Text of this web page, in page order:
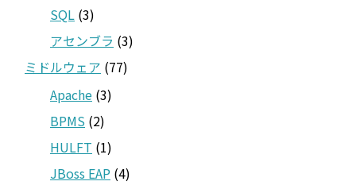
SQL (3)
アセンブラ (3)
ミドルウェア (77)
Apache (3)
BPMS (2)
HULFT (1)
JBoss EAP (4)